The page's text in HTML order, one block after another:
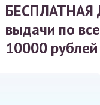
БЕСПЛАТНАЯ
выдачи по
10000 рублей